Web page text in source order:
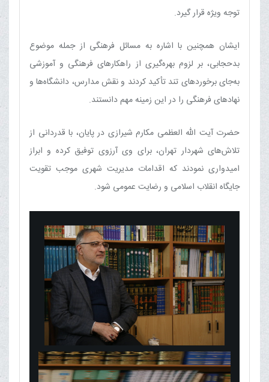
توجه ویژه قرار گیرد.
ایشان همچنین با اشاره به مسائل فرهنگی از جمله موضوع
بدحجابی، بر لزوم بهره‌گیری از راهکارهای فرهنگی و آموزشی
به‌جای برخوردهای تند تأکید کردند و نقش مدارس، دانشگاه‌ها و
نهادهای فرهنگی را در این زمینه مهم دانستند.
حضرت آیت الله العظمی مکارم شیرازی در پایان، با قدردانی از
تلاش‌های شهردار تهران، برای وی آرزوی توفیق کرده و ابراز
امیدواری نمودند که اقدامات مدیریت شهری موجب تقویت
جایگاه انقلاب اسلامی و رضایت عمومی شود.